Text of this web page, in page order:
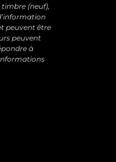
timbre (neuf),
peuvent être
peuvent
à